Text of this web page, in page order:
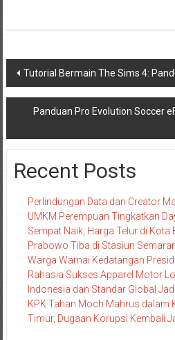
Navigasi
pos
Tutorial Bermain The Sims 4:
Panduan Pro Evolution Soccer
Recent Posts
Perlindungan Data dan Creator
UMKM Perempuan Tingkatkan
Sempat Naik, Harga Telur di Kota
Prabowo Tiba di Stasiun
Warga Warnai Kedatangan
Rahasia Sukses Apparel Motor
Indonesia dan Standar Global
KPK Tahan Moch Mahrus dalam
Timur, Dugaan Korupsi Kembali